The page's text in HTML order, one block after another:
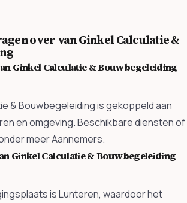
over van Ginkel Calculatie &
Ginkel Calculatie & Bouwbegeleiding
& Bouwbegeleiding is gekoppeld aan
en omgeving. Beschikbare diensten of
meer Aannemers.
Ginkel Calculatie & Bouwbegeleiding
is Lunteren, waardoor het